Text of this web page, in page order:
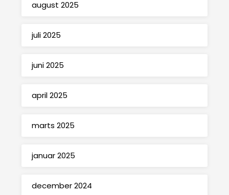
august 2025
juli 2025
juni 2025
april 2025
marts 2025
januar 2025
december 2024